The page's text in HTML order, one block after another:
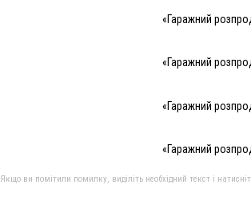
«Гаражний
«Гаражний
«Гаражний
«Гаражний
Якщо ви помітили помилку, виділіть необхідний текст і